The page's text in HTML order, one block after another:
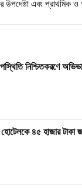
এবং প্রাথমিক
নিশ্চিতকরণে
৪৫ হাজার টাকা